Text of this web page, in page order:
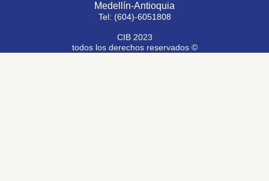
Medellín-Antioquia
Tel: (604)-6051808
CIB 2023
todos los derechos reservados ©